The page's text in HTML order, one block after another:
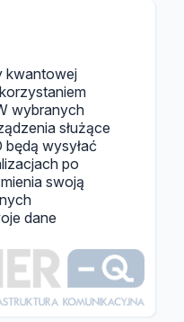
kwantowej
wybranych
służące
wysyłać
po
swoją
dane